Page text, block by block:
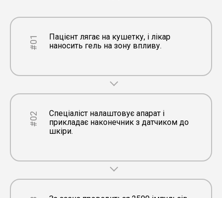
#01
Пацієнт лягає на кушетку, і лікар
наносить гель на зону впливу.
#02
Спеціаліст налаштовує апарат і
прикладає наконечник з датчиком до
шкіри.